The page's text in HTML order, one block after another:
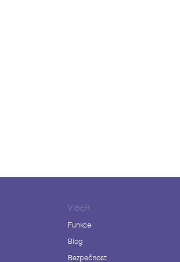
VIBER
Funkce
Blog
Bezpečnost